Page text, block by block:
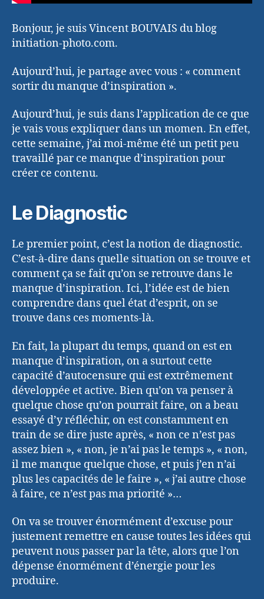
Bonjour, je suis Vincent BOUVAIS du blog
initiation-photo.com.
Aujourd’hui, je partage avec vous : « comment
sortir du manque d’inspiration ».
Aujourd’hui, je suis dans l’application de ce que
je vais vous expliquer dans un momen. En effet,
cette semaine, j’ai moi-même été un petit peu
travaillé par ce manque d’inspiration pour
créer ce contenu.
Le Diagnostic
Le premier point, c’est la notion de diagnostic.
C’est-à-dire dans quelle situation on se trouve et
comment ça se fait qu’on se retrouve dans le
manque d’inspiration. Ici, l’idée est de bien
comprendre dans quel état d’esprit, on se
trouve dans ces moments-là.
En fait, la plupart du temps, quand on est en
manque d’inspiration, on a surtout cette
capacité d’autocensure qui est extrêmement
développée et active. Bien qu’on va penser à
quelque chose qu’on pourrait faire, on a beau
essayé d’y réfléchir, on est constamment en
train de se dire juste après, « non ce n’est pas
assez bien », « non, je n’ai pas le temps », « non,
il me manque quelque chose, et puis j’en n’ai
plus les capacités de le faire », « j’ai autre chose
à faire, ce n’est pas ma priorité »…
On va se trouver énormément d’excuse pour
justement remettre en cause toutes les idées qui
peuvent nous passer par la tête, alors que l’on
dépense énormément d’énergie pour les
produire.